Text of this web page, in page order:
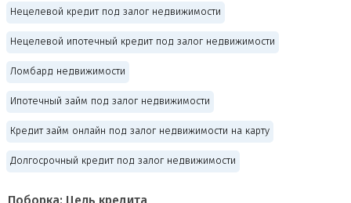
Нецелевой кредит под залог недвижимости
Нецелевой ипотечный кредит под залог недвижимости
Ломбард недвижимости
Ипотечный займ под залог недвижимости
Кредит займ онлайн под залог недвижимости на карту
Долгосрочный кредит под залог недвижимости
Поборка: Цель кредита